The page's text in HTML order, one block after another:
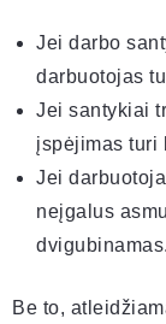
Jei darbo
darbuotojas
Jei santykiai
įspėjimas turi
Jei
neįgalus
dvigubinamas.
Be to,